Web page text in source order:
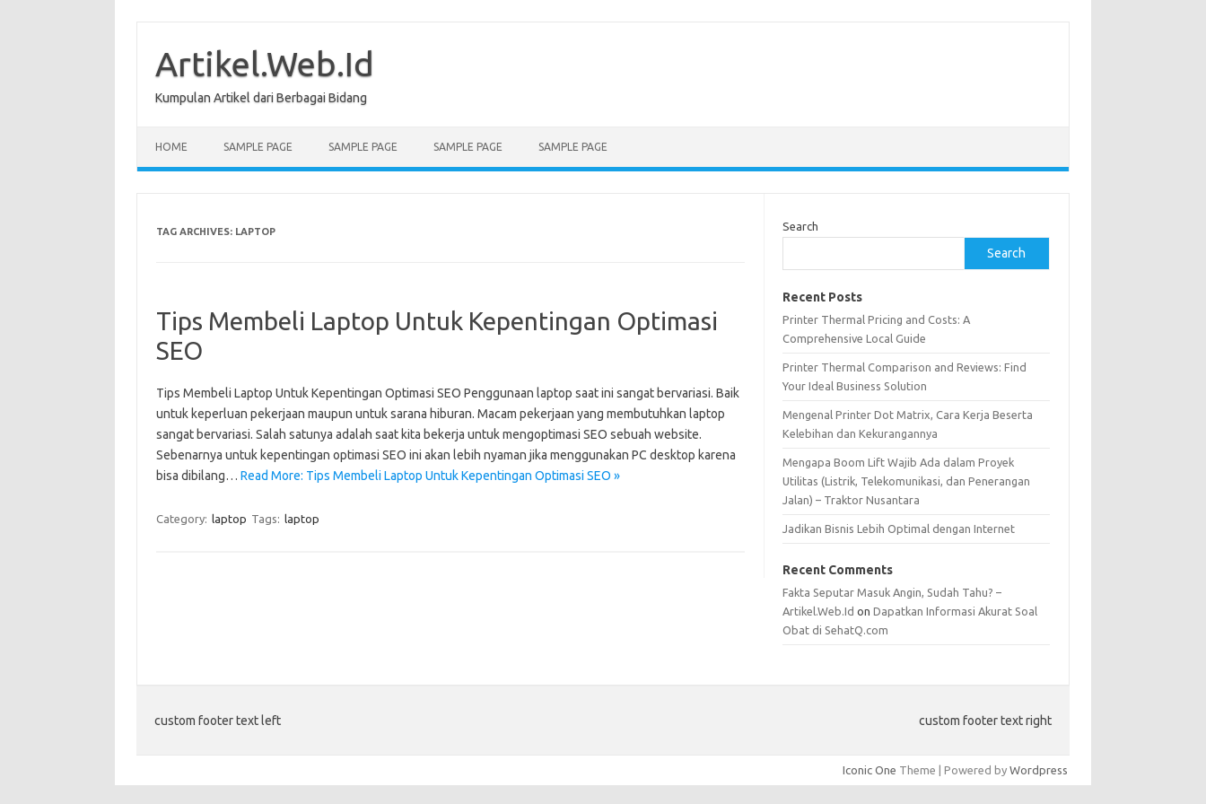
contentArtikel.Web.Id
Kumpulan Artikel dari Berbagai Bidang
HOME SAMPLE PAGE SAMPLE PAGE SAMPLE PAGE SAMPLE PAGE
TAG ARCHIVES: LAPTOP
Tips Membeli Laptop Untuk Kepentingan Optimasi
SEO
Tips Membeli Laptop Untuk Kepentingan Optimasi SEO Penggunaan laptop saat ini sangat bervariasi. Baik
untuk keperluan pekerjaan maupun untuk sarana hiburan. Macam pekerjaan yang membutuhkan laptop
sangat bervariasi. Salah satunya adalah saat kita bekerja untuk mengoptimasi SEO sebuah website.
Sebenarnya untuk kepentingan optimasi SEO ini akan lebih nyaman jika menggunakan PC desktop karena
bisa dibilang… Read More: Tips Membeli Laptop Untuk Kepentingan Optimasi SEO »
Category: laptop Tags: laptop
Search
Search
Recent Posts
Printer Thermal Pricing and Costs: A
Comprehensive Local Guide
Printer Thermal Comparison and Reviews: Find
Your Ideal Business Solution
Mengenal Printer Dot Matrix, Cara Kerja Beserta
Kelebihan dan Kekurangannya
Mengapa Boom Lift Wajib Ada dalam Proyek
Utilitas (Listrik, Telekomunikasi, dan Penerangan
Jalan) – Traktor Nusantara
Jadikan Bisnis Lebih Optimal dengan Internet
Recent Comments
Fakta Seputar Masuk Angin, Sudah Tahu? –
Artikel.Web.Id onDapatkan Informasi Akurat Soal
Obat di SehatQ.com
custom footer text left custom footer text right
Iconic One Theme | Powered by Wordpress